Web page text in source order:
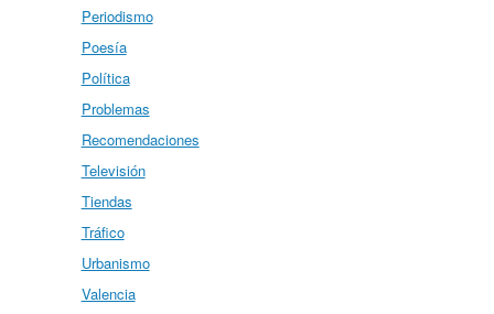
Periodismo
Poesía
Política
Problemas
Recomendaciones
Televisión
Tiendas
Tráfico
Urbanismo
Valencia